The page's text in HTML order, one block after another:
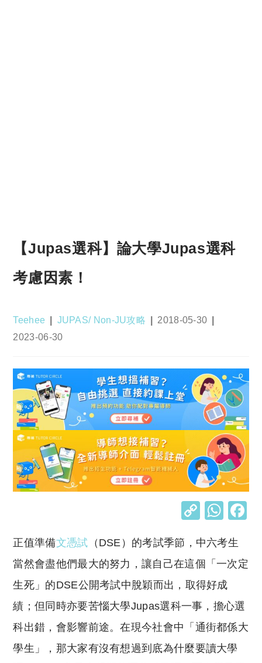
【Jupas選科】論大學Jupas選科
考慮因素！
Post
Teehee
Post
JUPAS/ Non-JU攻略
Post
2018-05-30
Post
2023-06-30
C
p
y
Li
n
k
W
at
s
p
p
正值準備文憑試 （DSE）的考試季節，中六考生
當然會盡他們最大的努力，讓自己在這個「一次定
生死」的DSE公開考試中脫穎而出，取得好成
績；但同時亦要苦惱大學Jupas選科一事，擔心選
科出錯，會影響前途。在現今社會中「通街都係大
學生」，那大家有沒有想過到底為什麼要讀大學